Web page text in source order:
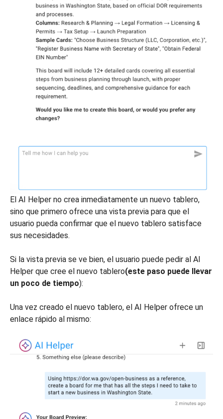
El AI Helper no crea inmediatamente un nuevo tablero,
sino que primero ofrece una vista previa para que el
usuario pueda confirmar que el nuevo tablero satisface
sus necesidades.
Si la vista previa se ve bien, el usuario puede pedir al AI
Helper que cree el nuevo tablero(este paso puede llevar
un poco de tiempo):
Una vez creado el nuevo tablero, el AI Helper ofrece un
enlace rápido al mismo: